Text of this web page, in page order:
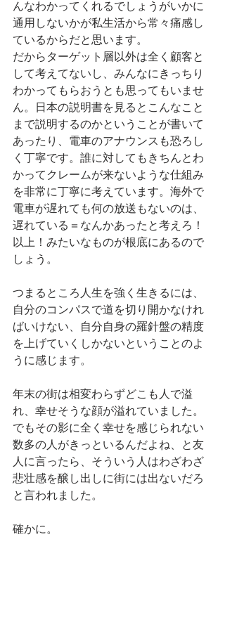
んなわかってくれるでしょうがいかに
通用しないかが私生活から常々痛感し
ているからだと思います。
だからターゲット層以外は全く顧客と
して考えてないし、みんなにきっちり
わかってもらおうとも思ってもいませ
ん。日本の説明書を見るとこんなこと
まで説明するのかということが書いて
あったり、電車のアナウンスも恐ろし
く丁寧です。誰に対してもきちんとわ
かってクレームが来ないような仕組み
を非常に丁寧に考えています。海外で
電車が遅れても何の放送もないのは、
遅れている＝なんかあったと考えろ！
以上！みたいなものが根底にあるので
しょう。
つまるところ人生を強く生きるには、
自分のコンパスで道を切り開かなけれ
ばいけない、自分自身の羅針盤の精度
を上げていくしかないということのよ
うに感じます。
年末の街は相変わらずどこも人で溢
れ、幸せそうな顔が溢れていました。
でもその影に全く幸せを感じられない
数多の人がきっといるんだよね、と友
人に言ったら、そういう人はわざわざ
悲壮感を醸し出しに街には出ないだろ
と言われました。
確かに。